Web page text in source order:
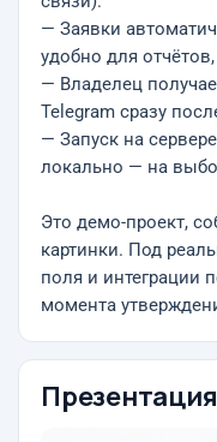
— Заявки
удобно для
— Владелец
Telegram сразу
— Запуск на
локально — на
Это демо-проект,
картинки. Под
поля и интеграции
момента